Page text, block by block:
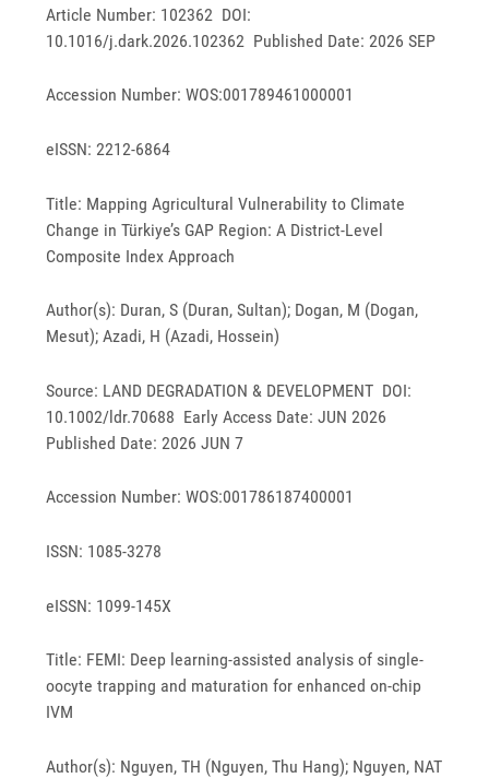
Article Number: 102362 DOI:
10.1016/j.dark.2026.102362 Published Date: 2026 SEP
Accession Number: WOS:001789461000001
eISSN: 2212-6864
Title: Mapping Agricultural Vulnerability to Climate
Change in Türkiye’s GAP Region: A District-Level
Composite Index Approach
Author(s): Duran, S (Duran, Sultan); Dogan, M (Dogan,
Mesut); Azadi, H (Azadi, Hossein)
Source: LAND DEGRADATION & DEVELOPMENT DOI:
10.1002/ldr.70688 Early Access Date: JUN 2026
Published Date: 2026 JUN 7
Accession Number: WOS:001786187400001
ISSN: 1085-3278
eISSN: 1099-145X
Title: FEMI: Deep learning-assisted analysis of single-
oocyte trapping and maturation for enhanced on-chip
IVM
Author(s): Nguyen, TH (Nguyen, Thu Hang); Nguyen, NAT